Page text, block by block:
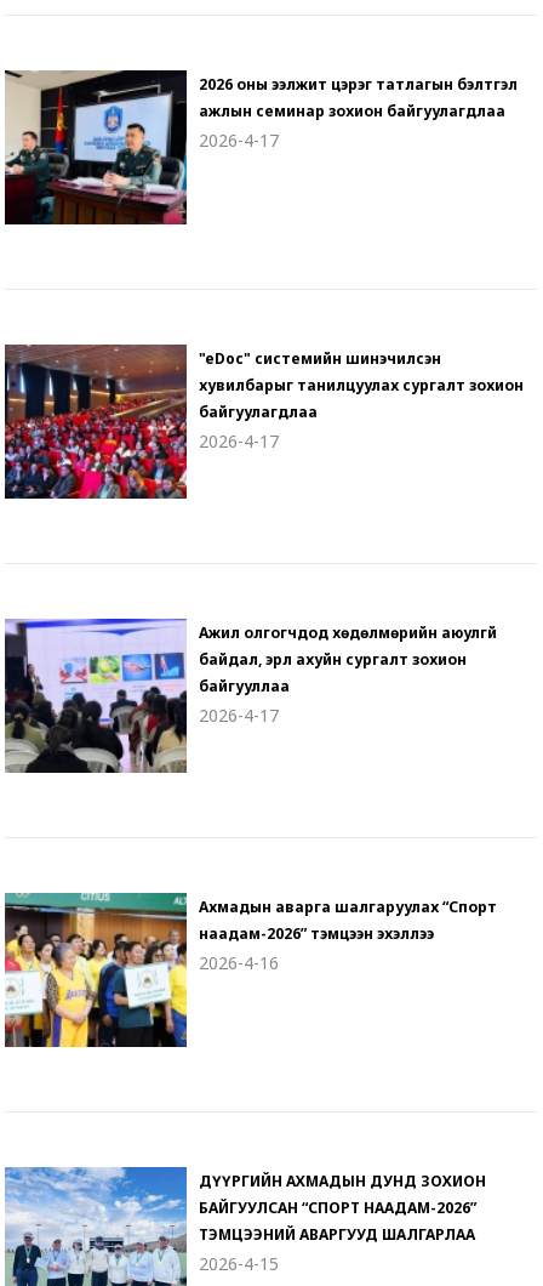
2026 оны ээлжит цэрэг татлагын бэлтгэл
ажлын семинар зохион байгуулагдлаа
2026-4-17
"eDoc" системийн шинэчилсэн
хувилбарыг танилцуулах сургалт зохион
байгуулагдлаа
2026-4-17
Ажил олгогчдод хөдөлмөрийн аюулгүй
байдал, эрүүл ахуйн сургалт зохион
байгууллаа
2026-4-17
Ахмадын аварга шалгаруулах “Спорт
наадам-2026” тэмцээн эхэллээ
2026-4-16
ДҮҮРГИЙН АХМАДЫН ДУНД ЗОХИОН
БАЙГУУЛСАН “СПОРТ НААДАМ-2026”
ТЭМЦЭЭНИЙ АВАРГУУД ШАЛГАРЛАА
2026-4-15